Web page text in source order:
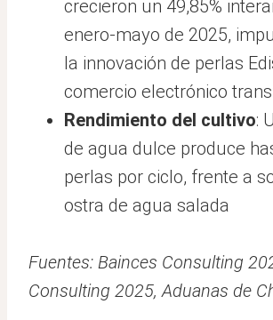
crecieron un 49,85%
enero-mayo de 2025,
la innovación de perlas
comercio electrónico
Rendimiento del cultivo:
de agua dulce produce
perlas por ciclo, frente a
ostra de agua salada
Fuentes: Bainces Consulting
Consulting 2025, Aduanas de